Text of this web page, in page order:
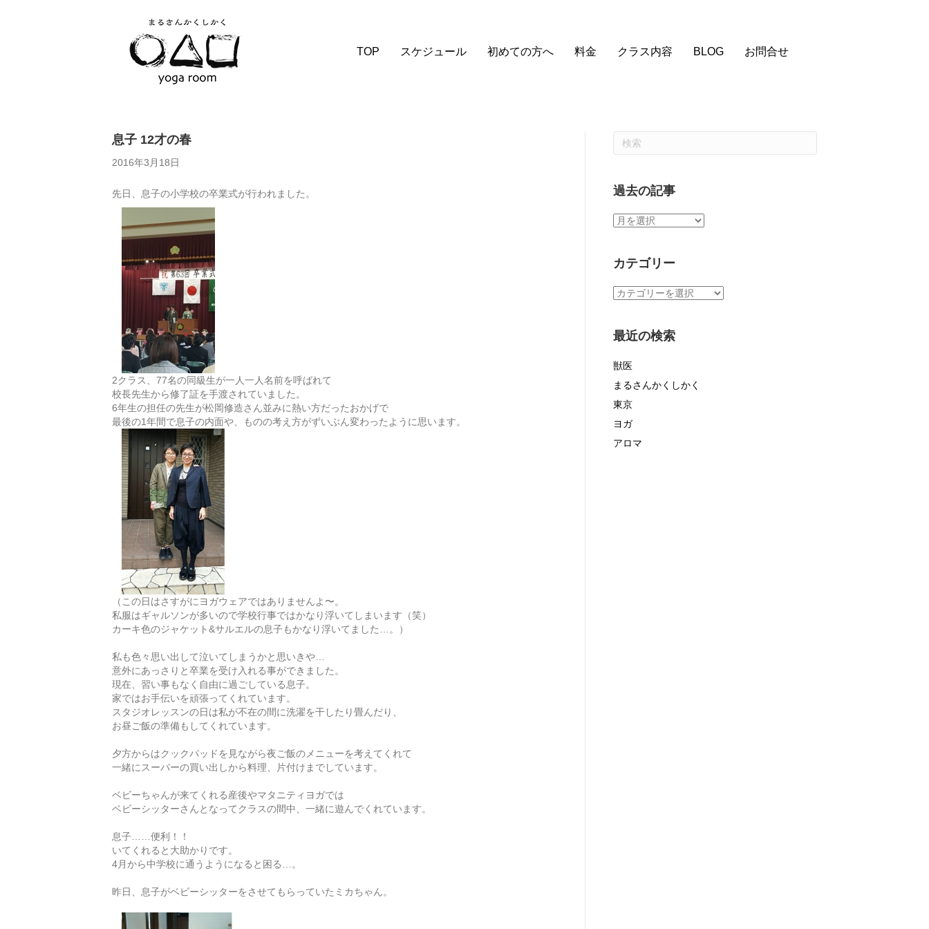
TOP スケジュール 初めての方へ 料金 クラス内容 BLOG お問合せ
息子 12才の春
2016年3月18日
先日、息子の小学校の卒業式が行われました。
2クラス、77名の同級生が一人一人名前を呼ばれて
校長先生から修了証を手渡されていました。
6年生の担任の先生が松岡修造さん並みに熱い方だったおかげで
最後の1年間で息子の内面や、ものの考え方がずいぶん変わったように思います。
（この日はさすがにヨガウェアではありませんよ〜。
私服はギャルソンが多いので学校行事ではかなり浮いてしまいます（笑）
カーキ色のジャケット&サルエルの息子もかなり浮いてました…。）
私も色々思い出して泣いてしまうかと思いきや…
意外にあっさりと卒業を受け入れる事ができました。
現在、習い事もなく自由に過ごしている息子。
家ではお手伝いを頑張ってくれています。
スタジオレッスンの日は私が不在の間に洗濯を干したり畳んだり、
お昼ご飯の準備もしてくれています。
夕方からはクックパッドを見ながら夜ご飯のメニューを考えてくれて
一緒にスーパーの買い出しから料理、片付けまでしています。
ベビーちゃんが来てくれる産後やマタニティヨガでは
ベビーシッターさんとなってクラスの間中、一緒に遊んでくれています。
息子……便利！！
いてくれると大助かりです。
4月から中学校に通うようになると困る…。
昨日、息子がベビーシッターをさせてもらっていたミカちゃん。
過去の記事
過
記
カテゴリー
カ
リ
最近の検索
獣医
まるさんかくしかく
東京
ヨガ
アロマ